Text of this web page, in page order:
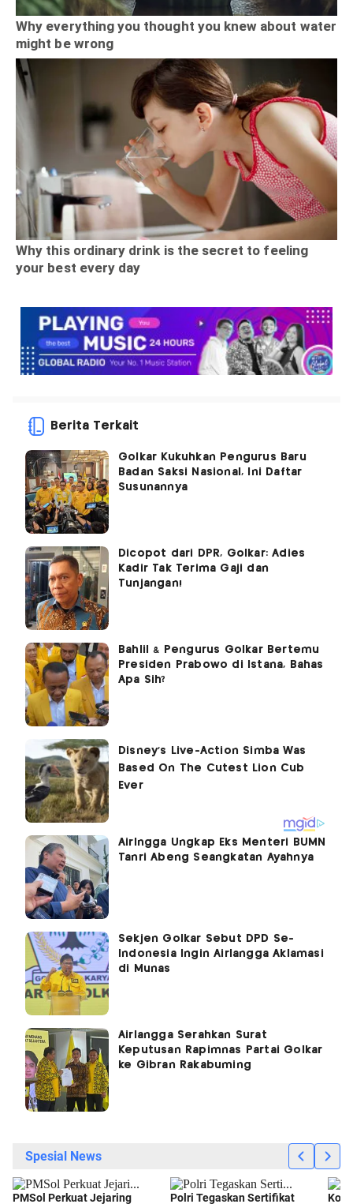
Berita Terkait
Golkar Kukuhkan Pengurus Baru
Badan Saksi Nasional, Ini Daftar
Susunannya
Dicopot dari DPR, Golkar: Adies
Kadir Tak Terima Gaji dan
Tunjangan!
Bahlil & Pengurus Golkar Bertemu
Presiden Prabowo di Istana, Bahas
Apa Sih?
Airlngga Ungkap Eks Menteri BUMN
Tanri Abeng Seangkatan Ayahnya
Sekjen Golkar Sebut DPD Se-
Indonesia Ingin Airlangga Aklamasi
di Munas
Airlangga Serahkan Surat
Keputusan Rapimnas Partai Golkar
ke Gibran Rakabuming